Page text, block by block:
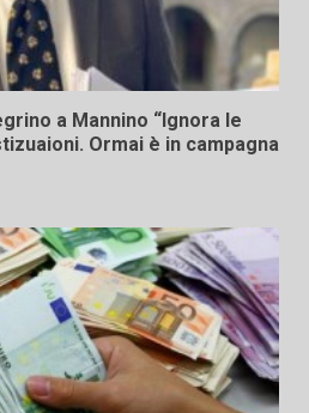
a Mannino “Ignora le
Ormai è in campagna